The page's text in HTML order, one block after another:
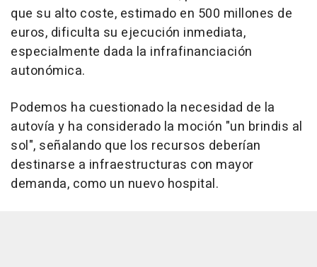
que su alto coste, estimado en 500 millones de
euros, dificulta su ejecución inmediata,
especialmente dada la infrafinanciación
autonómica.
Podemos ha cuestionado la necesidad de la
autovía y ha considerado la moción "un brindis al
sol", señalando que los recursos deberían
destinarse a infraestructuras con mayor
demanda, como un nuevo hospital.